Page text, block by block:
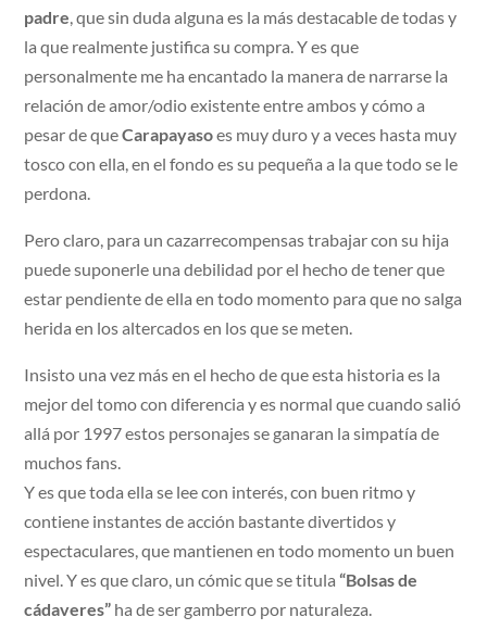
padre, que sin duda alguna es la más destacable de todas y
la que realmente justifica su compra. Y es que
personalmente me ha encantado la manera de narrarse la
relación de amor/odio existente entre ambos y cómo a
pesar de queCarapayasoes muy duro y a veces hasta muy
tosco con ella, en el fondo es su pequeña a la que todo se le
perdona.
Pero claro, para un cazarrecompensas trabajar con su hija
puede suponerle una debilidad por el hecho de tener que
estar pendiente de ella en todo momento para que no salga
herida en los altercados en los que se meten.
Insisto una vez más en el hecho de que esta historia es la
mejor del tomo con diferencia y es normal que cuando salió
allá por 1997 estos personajes se ganaran la simpatía de
muchos fans.
Y es que toda ella se lee con interés, con buen ritmo y
contiene instantes de acción bastante divertidos y
espectaculares, que mantienen en todo momento un buen
nivel. Y es que claro, un cómic que se titula“Bolsas de
cádaveres” ha de ser gamberro por naturaleza.